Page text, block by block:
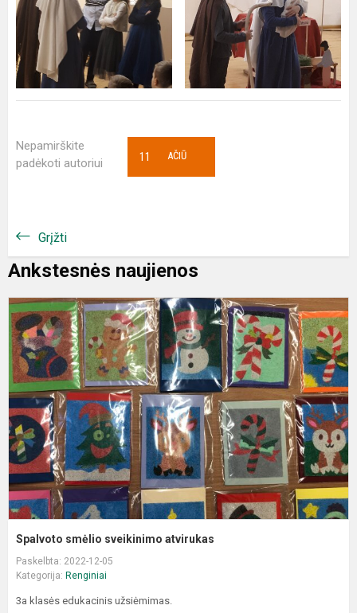
Nepamirškite
padėkoti autoriui
AČIŪ
11
Grįžti
Ankstesnės naujienos
Spalvoto smėlio sveikinimo atvirukas
Paskelbta: 2022-12-05
Kategorija: Renginiai
3a klasės edukacinis užsiėmimas.